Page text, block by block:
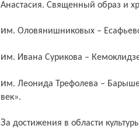
Анастасия. Священный образ и
им. Оловянишниковых –
им. Ивана Сурикова –
им. Леонида Трефолева – Барышеву Юрию Ивановичу за создание книги «Мой XX
век».
За достижения в области